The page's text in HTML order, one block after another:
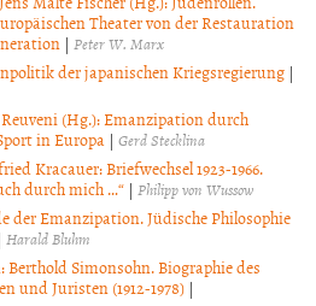
Theater von der Restauration
| Peter W. Marx
der japanischen Kriegsregierung |
(Hg.): Emanzipation durch
in Europa | Gerd Stecklina
Kracauer: Briefwechsel 1923-1966.
durch mich …“ | Philipp von Wussow
der Emanzipation. Jüdische Philosophie
Harald Bluhm
Simonsohn. Biographie des
und Juristen (1912-1978) |